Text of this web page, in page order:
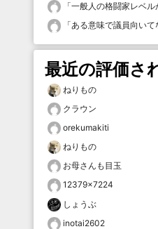
「一般人の格闘家レベル
「ある意味で議員向いて
最近の評価さ
ねりもの
クラウン
orekumakiti
ねりもの
お母さんも目玉
12379×7224
しょうぶ
inotai2602